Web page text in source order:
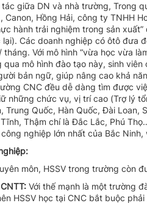
giữa DN và nhà trường, Trong
Canon, Hồng Hải, công ty TNHH
hành trải nghiệm trong sản
Các doanh nghiệp có ôtô đưa
Với mô hình “vừa học vừa
mô hình đào tạo này, sinh
bản ngữ, giúp nâng cao khả
CNC đều dễ dàng tìm được
những chức vụ, vị trí cao (Trợ lý
Trung Quốc, Hàn Quốc, Đài
Thậm chí là Đắc Lắc, Phú
nghiệp lớn nhất của Bắc
môn, HSSV trong trường còn
Với thế mạnh là một trường
HSSV học tại CNC bắt buộc